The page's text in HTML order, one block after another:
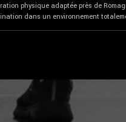
physique adaptée près de
dans un environnement